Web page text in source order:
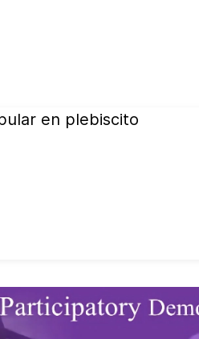
en plebiscito